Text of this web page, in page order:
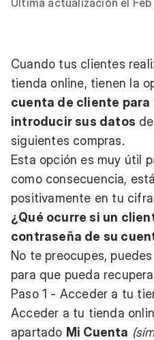
Última actualización el
Cuando tus clientes
tienda online, tienen la
cuenta de cliente para
introducir sus datos
siguientes compras.
Esta opción es muy útil
como consecuencia,
positivamente en tu
¿Qué ocurre si un
contraseña de su
No te preocupes,
para que pueda
Paso 1 - Acceder a tu
Acceder a tu tienda
apartado Mi Cuenta